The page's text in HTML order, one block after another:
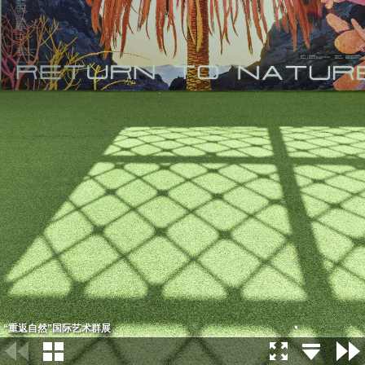
“重返自然”国际艺术群展